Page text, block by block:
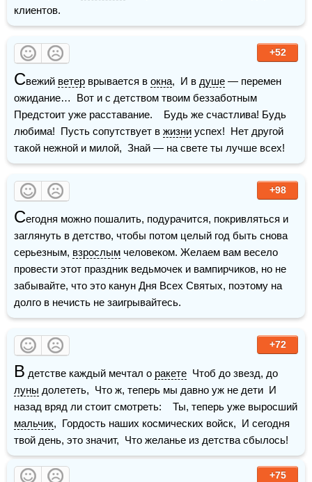
клиентов.
+52
Свежий ветер врывается в окна,  И в душе — перемен
ожидание…  Вот и с детством твоим беззаботным
Предстоит уже расставание.    Будь же счастлива! Будь
любима!  Пусть сопутствует в жизни успех!  Нет другой
такой нежной и милой,  Знай — на свете ты лучше всех!
+98
Сегодня можно пошалить, подурачится, покривляться и
заглянуть в детство, чтобы потом целый год быть снова
серьезным, взрослым человеком. Желаем вам весело
провести этот праздник ведьмочек и вампирчиков, но не
забывайте, что это канун Дня Всех Святых, поэтому на
долго в нечисть не заигрывайтесь.
+72
В детстве каждый мечтал о ракете
луны долететь,  Что ж, теперь мы давно уж не дети  И
мальчик,  Гордость наших космических войск,  И сегодня
твой день, это значит,  Что желанье из детства сбылось!
+75